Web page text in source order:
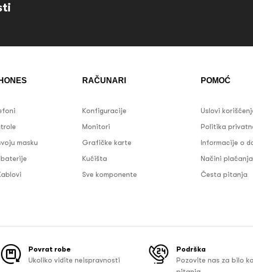
masku
baterije
RAČUNARI
Konfiguracije
Monitori
Grafičke karte
Kućišta
Sve komponente
POMOĆ
Uslovi
Politika
Informacije o
Načini plaćanja
Česta pitanja
Povrat robe
Ukoliko vidite neispravnosti
Podrška
Pozovite nas za bilo